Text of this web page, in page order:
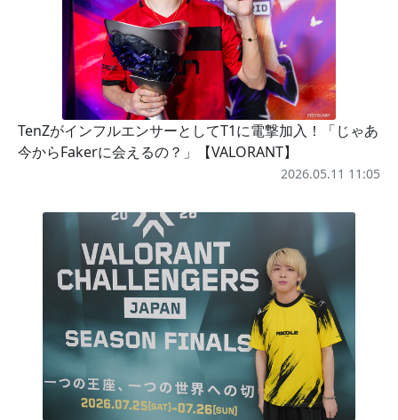
TenZがインフルエンサーとしてT1に電撃加入！「じゃあ
今からFakerに会えるの？」【VALORANT】
2026.05.11 11:05